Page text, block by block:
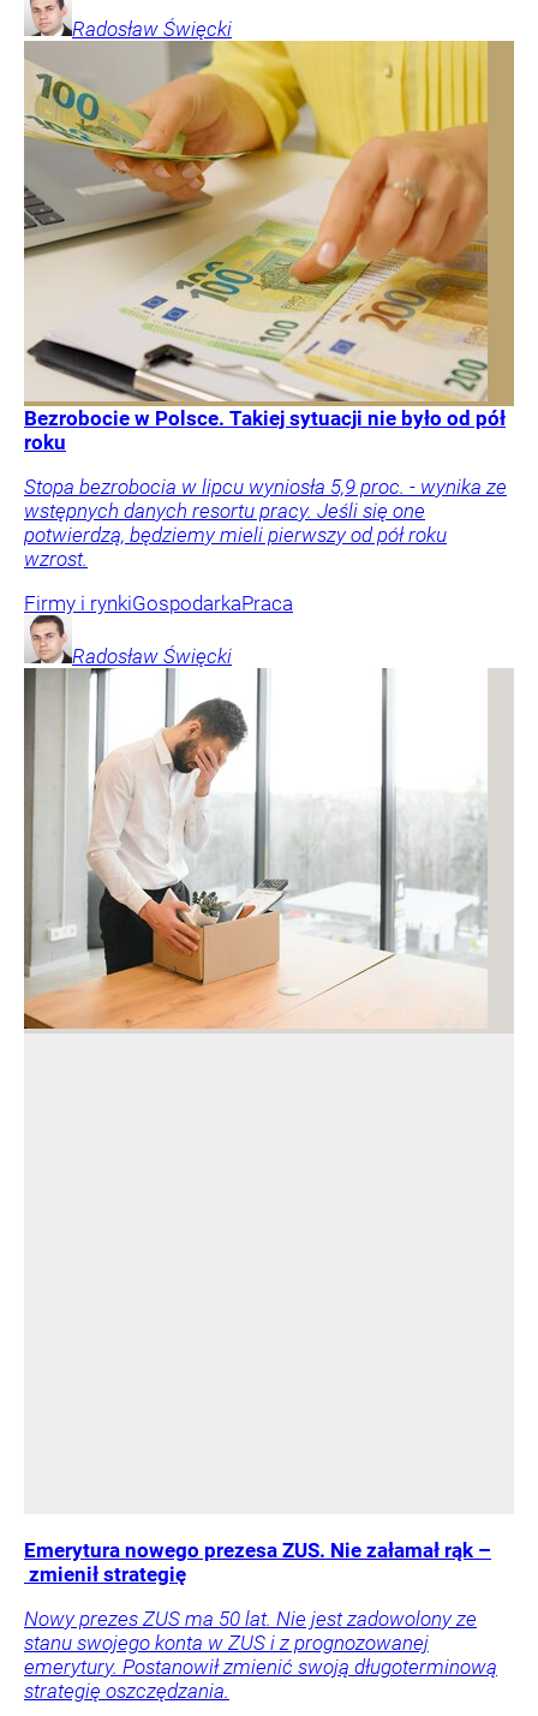
Radosław Święcki
Bezrobocie w Polsce. Takiej sytuacji nie było od pół
roku
Stopa bezrobocia w lipcu wyniosła 5,9 proc. - wynika ze
wstępnych danych resortu pracy. Jeśli się one
potwierdzą, będziemy mieli pierwszy od pół roku
wzrost.
Firmy i rynkiGospodarkaPraca
Radosław Święcki
Emerytura nowego prezesa ZUS. Nie załamał rąk –
zmienił strategię
Nowy prezes ZUS ma 50 lat. Nie jest zadowolony ze
stanu swojego konta w ZUS i z prognozowanej
emerytury. Postanowił zmienić swoją długoterminową
strategię oszczędzania.